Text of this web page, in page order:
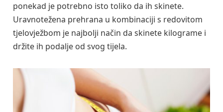
ponekad je potrebno isto toliko da ih skinete.
Uravnotežena prehrana u kombinaciji s redovitom
tjelovježbom je najbolji način da skinete kilograme i
držite ih podalje od svog tijela.